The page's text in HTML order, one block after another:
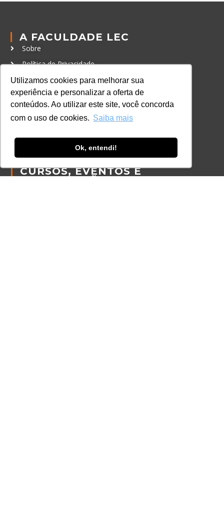
Utilizamos cookies para melhorar sua
experiência e personalizar a oferta de
conteúdos. Ao utilizar este site, você concorda
com o uso de cookies. Saiba mais
Ok, entendi!
A FACULDADE LEC
Sobre
Política de Privacidade
Política de Cookies
Código de Conduta
GRADUAÇÃO
Autenticação de documentos
CURSOS, EVENTOS E